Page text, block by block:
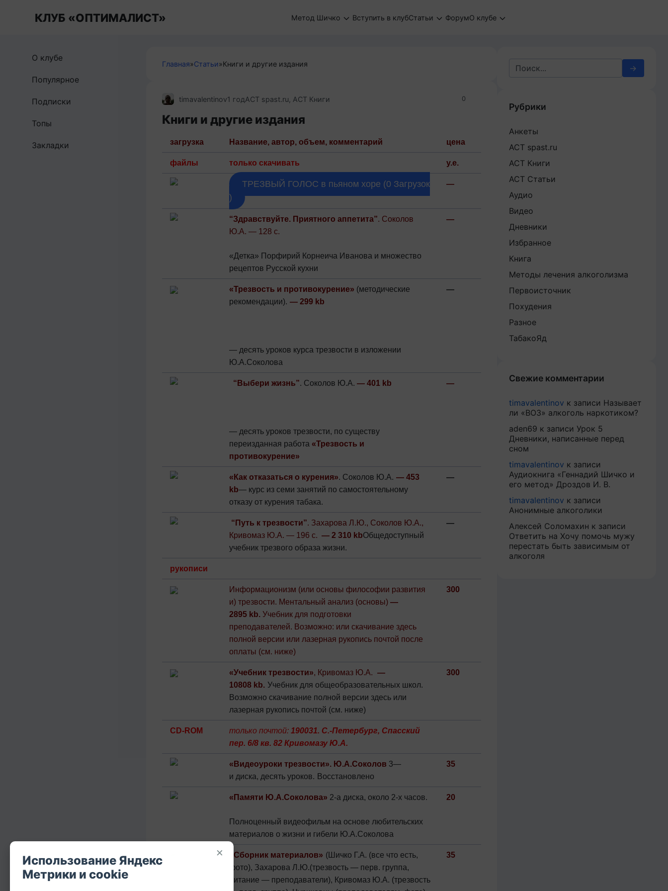
КЛУБ «ОПТИМАЛИСТ» Метод Шичко Вступить в клубСтатьи ФорумО клубе
Главная»Статьи»Книги и другие издания
0
timavalentinov1 годАСТ spast.ru АСТ Книги
Книги и другие издания
загрузка Название, автор, объем, комментарий цена
файлы только скачивать у.е.
ТРЕЗВЫЙ ГОЛОС в пьяном хоре (0 Загрузок
)
—
“Здравствуйте. Приятного аппетита”. Соколов
Ю.А. — 128 с.
«Детка» Порфирий Корнеича Иванова и множество
рецептов Русской кухни
—
«Трезвость и противокурение» (методические
рекомендации). — 299 kb
— десять уроков курса трезвости в изложении
Ю.А.Соколова
—
“Выбери жизнь”. Соколов Ю.А. — 401 kb
— десять уроков трезвости, по существу
переизданная работа «Трезвость и
противокурение»
—
«Как отказаться о курения». Соколов Ю.А. — 453
kb— курс из семи занятий по самостоятельному
отказу от курения табака.
—
“Путь к трезвости”. Захарова Л.Ю., Соколов Ю.А.,
Кривомаз Ю.А. — 196 с. — 2 310 kbОбщедоступный
учебник трезвого образа жизни.
—
рукописи
Информационизм (или основы философии развития
и) трезвости. Ментальный анализ (основы) —
2895 kb. Учебник для подготовки
преподавателей. Возможно: или скачивание здесь
полной версии или лазерная рукопись почтой после
оплаты (см. ниже)
300
«Учебник трезвости», Кривомаз Ю.А. —
10808 kb. Учебник для общеобразовательных школ.
Возможно скачивание полной версии здесь или
лазерная рукопись почтой (см. ниже)
300
CD-ROM только почтой: 190031. С.-Петербург, Спасский
пер. 6/8 кв. 82 Кривомазу Ю.А.
« Видеоуроки трезвости». Ю.А.Соколов 3—
и диска, десять уроков. Восстановлено
35
«Памяти Ю.А.Соколова» 2-а диска, около 2-х часов.
Полноценный видеофильм на основе любительских
материалов о жизни и гибели Ю.А.Соколова
20
«Сборник материалов» (Шичко Г.А. (все что есть,
фото), Захарова Л.Ю.(трезвость — перв. группа,
питание — преподаватели), Кривомаз Ю.А. (трезвость
35
О клубе
Популярное
Подписки
Топы
Закладки
Search
Рубрики
Анкеты
АСТ spast.ru
АСТ Книги
АСТ Статьи
Аудио
Видео
Дневники
Избранное
Книга
Методы лечения алкоголизма
Первоисточник
Похудения
Разное
ТабакоЯд
Свежие комментарии
timavalentinov к записи Называет
ли «ВОЗ» алкоголь наркотиком?
aden69 к записи Урок 5
Дневники, написанные перед
сном
timavalentinov к записи
Аудиокнига «Геннадий Шичко и
его метод» Дроздов И. В.
timavalentinov к записи
Анонимные алкоголики
Алексей Соломахин к записи
Ответить на Хочу помочь мужу
перестать быть зависимым от
алкоголя
×
Использование Яндекс
Метрики и cookie